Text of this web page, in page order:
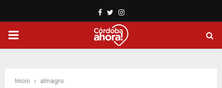
Facebook
TwitterInstagram
PRIMARY
Inicio almagro